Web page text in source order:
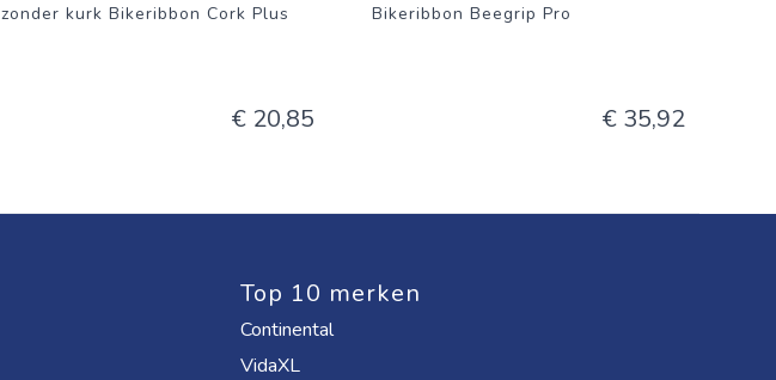
zonder kurk Bikeribbon Cork Plus
€ 20,85
Bikeribbon Beegrip Pro
€ 35,92
Top 10 merken
Continental
VidaXL